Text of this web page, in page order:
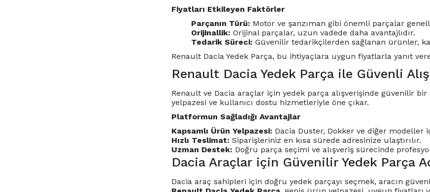
Fiyatları Etkileyen Faktörler
Parçanın Türü: Motor ve şanzıman gibi önemli parçalar
Orijinallik: Orijinal parçalar, uzun vadede daha avantajlıdır.
Tedarik Süreci: Güvenilir tedarikçilerden sağlanan ürünler,
Renault Dacia Yedek Parça, bu ihtiyaçlara uygun fiyatlarla yanıt
Renault Dacia Yedek Parça ile Güvenli
Renault ve Dacia araçlar için yedek parça alışverişinde güvenilir bir
yelpazesi ve kullanıcı dostu hizmetleriyle öne çıkar.
Platformun Sağladığı Avantajlar
Kapsamlı Ürün Yelpazesi: Dacia Duster, Dokker ve diğer modeller
Hızlı Teslimat: Siparişleriniz en kısa sürede adresinize ulaştırılır.
Uzman Destek: Doğru parça seçimi ve alışveriş sürecinde
Dacia Araçlar için Güvenilir Yedek Parça
Dacia araç sahipleri için doğru yedek parçayı seçmek, aracın